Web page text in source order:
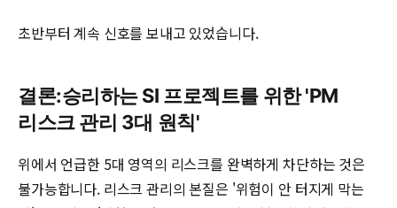
초반부터 계속 신호를 보내고 있었습니다.
결론:승리하는 SI 프로젝트를 위한 'PM
리스크 관리 3대 원칙'
위에서 언급한 5대 영역의 리스크를 완벽하게 차단하는 것은
불가능합니다. 리스크 관리의 본질은 '위험이 안 터지게 막는